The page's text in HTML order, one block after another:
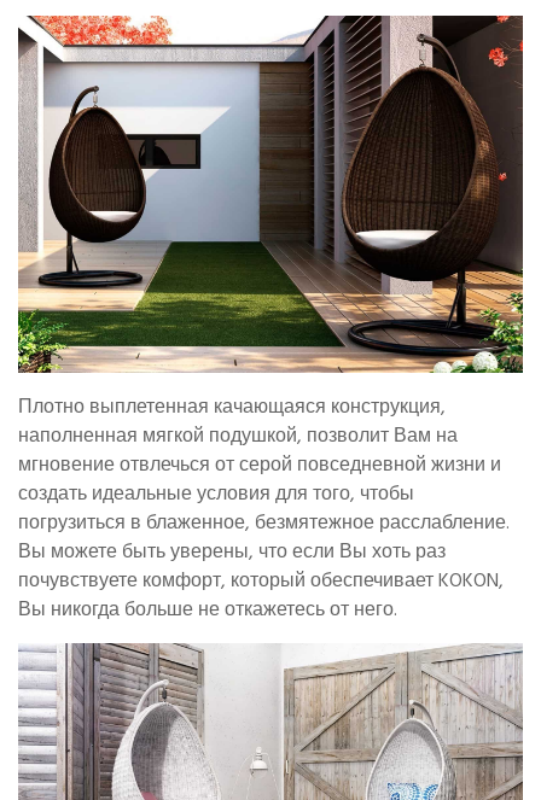
Плотно выплетенная качающаяся конструкция,
наполненная мягкой подушкой, позволит Вам на
мгновение отвлечься от серой повседневной жизни и
создать идеальные условия для того, чтобы
погрузиться в блаженное, безмятежное расслабление.
Вы можете быть уверены, что если Вы хоть раз
почувствуете комфорт, который обеспечивает KOKON,
Вы никогда больше не откажетесь от него.